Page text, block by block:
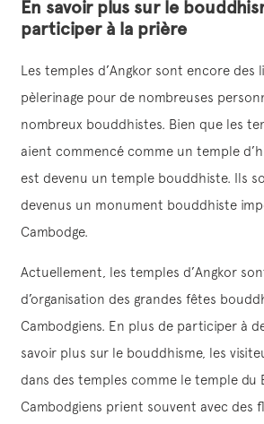
En savoir plus sur le
participer à la prière
Les temples d’Angkor sont encore des
pèlerinage pour de nombreuses
nombreux bouddhistes. Bien que les
aient commencé comme un temple
est devenu un temple bouddhiste. Ils
devenus un monument bouddhiste
Cambodge.
Actuellement, les temples d’Angkor
d’organisation des grandes fêtes
Cambodgiens. En plus de participer à
savoir plus sur le bouddhisme, les
dans des temples comme le temple du
Cambodgiens prient souvent avec des